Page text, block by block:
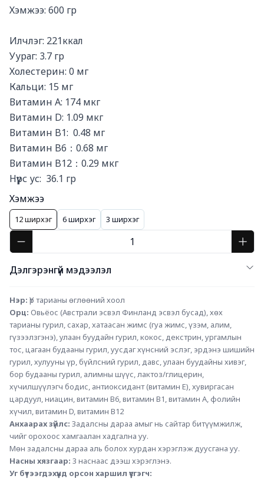
Хэмжээ: 600 гр
Илчлэг: 221ккал
Уураг: 3.7 гр
Холестерин: 0 мг
Кальци: 15 мг
Витамин A: 174 мкг
Витамин D: 1.09 мкг
Витамин B1:  0.48 мг
Витамин B6：0.68 мг
Витамин B12：0.29 мкг
Нүүрс ус:  36.1 гр
Хэмжээ
12 ширхэг 6 ширхэг 3 ширхэг
Дэлгэрэнгүй мэдээлэл
Нэр: Үр тарианы өглөөний хоол
Орц: Овьёос (Австрали эсвэл Финланд эсвэл бусад), хөх
тарианы гурил, сахар, хатаасан жимс (гуа жимс, үзэм, алим,
гүзээлзгэнэ), улаан буудайн гурил, кокос, декстрин, ургамлын
тос, цагаан будааны гурил, уусдаг хүнсний эслэг, эрдэнэ шишийн
гурил, хулууны үр, бүйлсний гурил, давс, улаан буудайны хивэг,
бор будааны гурил, алимны шүүс, лактоз/глицерин,
хүчилшүүлэгч бодис, антиоксидант (витамин Е), хувиргасан
цардуул, ниацин, витамин В6, витамин В1, витамин А, фолийн
хүчил, витамин D, витамин В12
Анхаарах зүйлс: Задалсны дараа амыг нь сайтар битүүмжилж,
чийг орохоос хамгаалан хадгална уу.
Мөн задалсны дараа аль болох хурдан хэрэглэж дуусгана уу.
Насны хязгаар: 3 наснаас дээш хэрэглэнэ.
Уг бүтээгдэхүүнд орсон харшил үүсгэгч: